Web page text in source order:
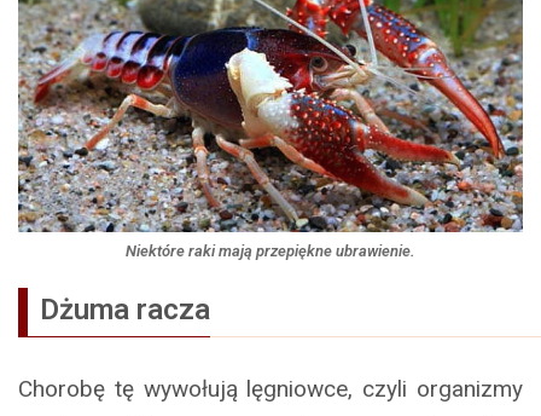
Niektóre raki mają przepiękne ubrawienie.
Dżuma racza
Chorobę tę wywołują lęgniowce, czyli organizmy